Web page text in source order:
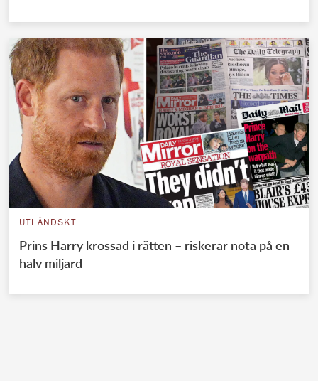
UTLÄNDSKT
Prins Harry krossad i rätten – riskerar nota på en
halv miljard